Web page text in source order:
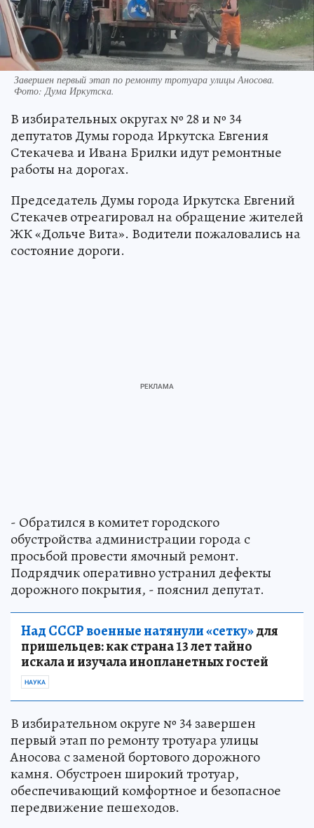
Завершен первый этап по ремонту тротуара улицы Аносова.
Фото:Дума Иркутска.
В избирательных округах № 28 и № 34
депутатов Думы города Иркутска Евгения
Стекачева и Ивана Брилки идут ремонтные
работы на дорогах.
Председатель Думы города Иркутска Евгений
Стекачев отреагировал на обращение жителей
ЖК «Дольче Вита». Водители пожаловались на
состояние дороги.
- Обратился в комитет городского
обустройства администрации города с
просьбой провести ямочный ремонт.
Подрядчик оперативно устранил дефекты
дорожного покрытия, - пояснил депутат.
Над СССР военные натянули «сетку»для
пришельцев: как страна 13 лет тайно
искала и изучала инопланетных гостей
НАУКА
В избирательном округе № 34 завершен
первый этап по ремонту тротуара улицы
Аносова с заменой бортового дорожного
камня. Обустроен широкий тротуар,
обеспечивающий комфортное и безопасное
передвижение пешеходов.